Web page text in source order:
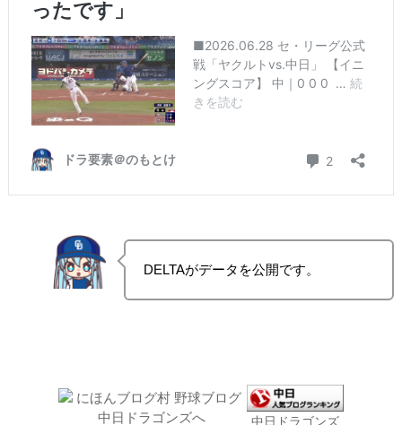
DELTAがデータを公開です。
中日ドラゴンズ